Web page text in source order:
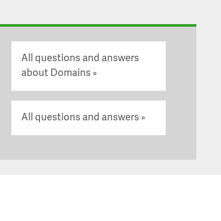
All questions and answers
about Domains
All questions and answers